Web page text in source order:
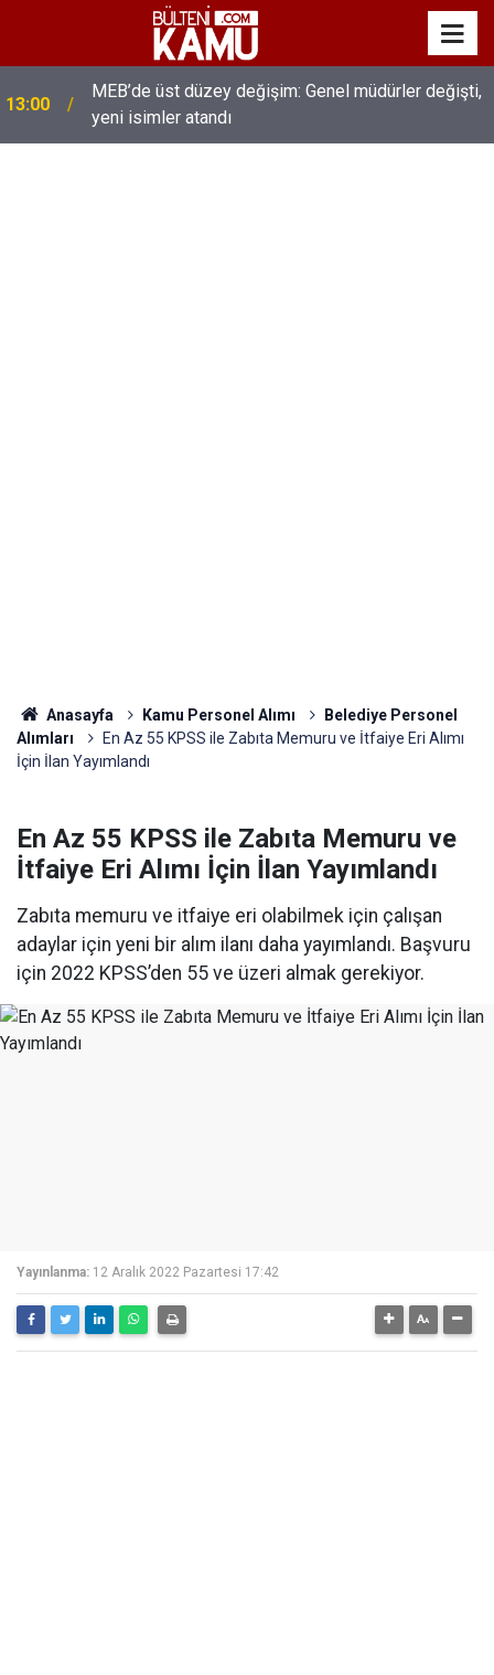
13:00
MEB’de üst düzey değişim: Genel müdürler değişti,
yeni isimler atandı
Anasayfa Kamu Personel Alımı
Belediye Personel
Alımları
En Az 55 KPSS ile Zabıta Memuru ve İtfaiye Eri Alımı
İçin İlan Yayımlandı
En Az 55 KPSS ile Zabıta Memuru ve
İtfaiye Eri Alımı İçin İlan Yayımlandı
Zabıta memuru ve itfaiye eri olabilmek için çalışan
adaylar için yeni bir alım ilanı daha yayımlandı. Başvuru
için 2022 KPSS’den 55 ve üzeri almak gerekiyor.
Yayınlanma: 12 Aralık 2022 Pazartesi 17:42